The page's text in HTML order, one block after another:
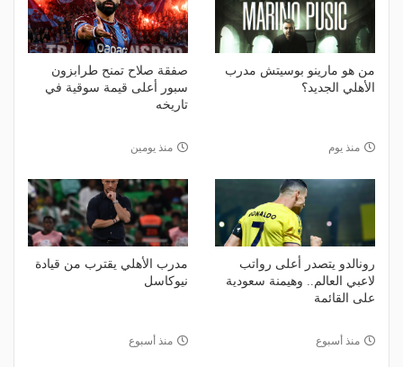
من هو مارينو بوسيتش مدرب
الأهلي الجديد؟
منذ يوم
صفقة صلاح تمنح طرابزون
سبور أعلى قيمة سوقية في
تاريخه
منذ يومين
رونالدو يتصدر أعلى رواتب
لاعبي العالم.. وهيمنة سعودية
على القائمة
منذ أسبوع
مدرب الأهلي يقترب من قيادة
نيوكاسل
منذ أسبوع